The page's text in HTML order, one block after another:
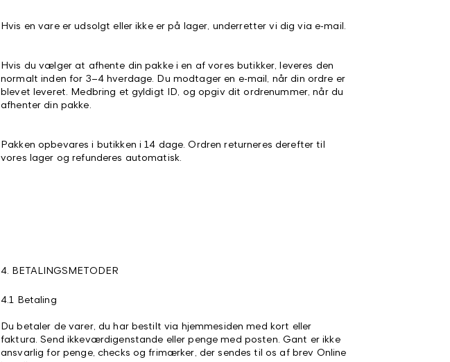
Hvis en vare er udsolgt eller ikke er på lager, underretter vi dig via e-mail.
Hvis du vælger at afhente din pakke i en af vores butikker, leveres den
normalt inden for 3–4 hverdage. Du modtager en e-mail, når din ordre er
blevet leveret. Medbring et gyldigt ID, og opgiv dit ordrenummer, når du
afhenter din pakke.
Pakken opbevares i butikken i 14 dage. Ordren returneres derefter til
vores lager og refunderes automatisk.
4. BETALINGSMETODER
4.1 Betaling
Du betaler de varer, du har bestilt via hjemmesiden med kort eller
faktura. Send ikkeværdigenstande eller penge med posten. Gant er ikke
ansvarlig for penge, checks og frimærker, der sendes til os af brev Online